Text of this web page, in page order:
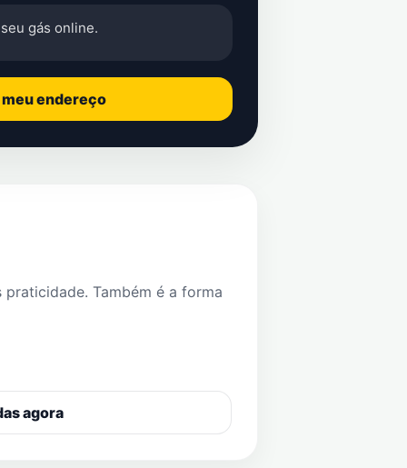
gás online.
endereço
Também é a forma
agora